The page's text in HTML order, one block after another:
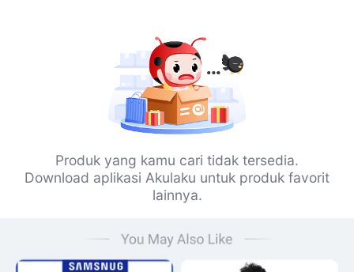
Produk yang kamu cari tidak tersedia.
Download aplikasi Akulaku untuk produk favorit
lainnya.